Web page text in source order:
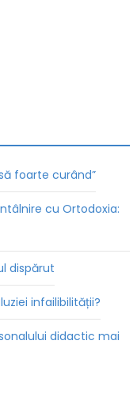
foarte curând”
cu Ortodoxia:
dispărut
infailibilității?
didactic mai